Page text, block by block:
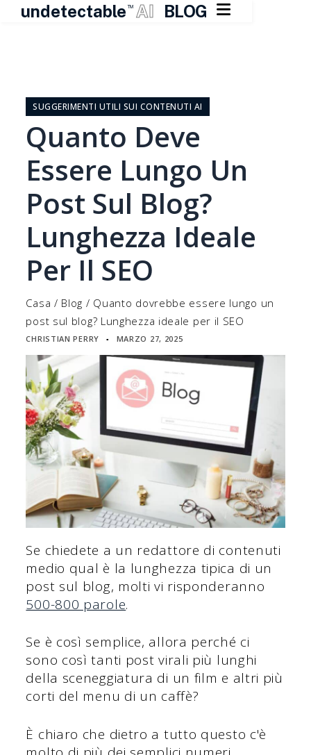
undetectable TM AI BLOG 
contenutoSUGGERIMENTI UTILI SUI CONTENUTI AI
Quanto Deve
Essere Lungo Un
Post Sul Blog?
Lunghezza Ideale
Per Il SEO
Casa / Blog / Quanto dovrebbe essere lungo un
post sul blog? Lunghezza ideale per il SEO
CHRISTIAN PERRY ▪ MARZO 27, 2025
Se chiedete a un redattore di contenuti
medio qual è la lunghezza tipica di un
post sul blog, molti vi risponderanno
500-800 parole.
Se è così semplice, allora perché ci
sono così tanti post virali più lunghi
della sceneggiatura di un film e altri più
corti del menu di un caffè?
È chiaro che dietro a tutto questo c'è